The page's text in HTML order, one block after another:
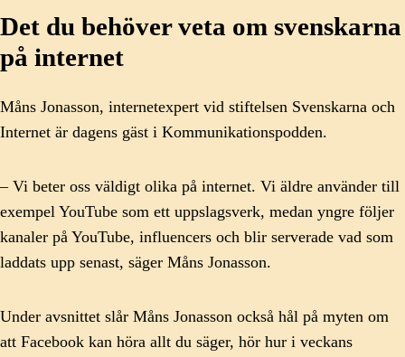
Det du behöver veta om svenskarna
på internet
Måns Jonasson, internetexpert vid stiftelsen Svenskarna och
Internet är dagens gäst i Kommunikationspodden.
– Vi beter oss väldigt olika på internet. Vi äldre använder till
exempel YouTube som ett uppslagsverk, medan yngre följer
kanaler på YouTube, influencers och blir serverade vad som
laddats upp senast, säger Måns Jonasson.
Under avsnittet slår Måns Jonasson också hål på myten om
att Facebook kan höra allt du säger, hör hur i veckans